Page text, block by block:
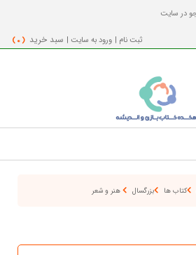
ثبت نام | ورود به سایت | سبد خرید ( 0 )
کتاب ها بزرگسال هنر و شعر